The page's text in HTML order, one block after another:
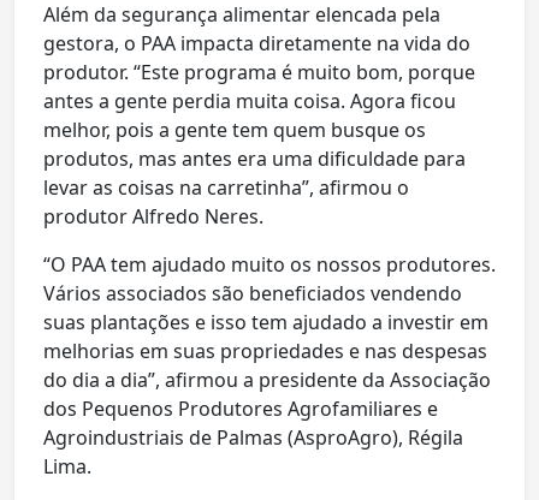
Além da segurança alimentar elencada pela
gestora, o PAA impacta diretamente na vida do
produtor. “Este programa é muito bom, porque
antes a gente perdia muita coisa. Agora ficou
melhor, pois a gente tem quem busque os
produtos, mas antes era uma dificuldade para
levar as coisas na carretinha”, afirmou o
produtor Alfredo Neres.
“O PAA tem ajudado muito os nossos produtores.
Vários associados são beneficiados vendendo
suas plantações e isso tem ajudado a investir em
melhorias em suas propriedades e nas despesas
do dia a dia”, afirmou a presidente da Associação
dos Pequenos Produtores Agrofamiliares e
Agroindustriais de Palmas (AsproAgro), Régila
Lima.